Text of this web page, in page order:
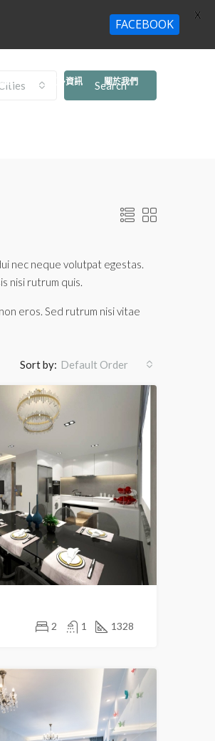
目 更多資訊 關於我們
Search
nec neque volutpat egestas.
nisi rutrum quis.
eros. Sed rutrum nisi vitae
Sort by: Default Order
2 1 1328
FACEBOOK
X